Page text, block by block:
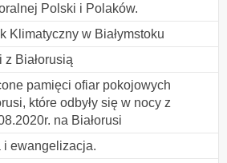
Polski i Polaków.
Klimatyczny w Białymstoku
Białorusią
pamięci ofiar pokojowych
które odbyły się w nocy z
na Białorusi
ewangelizacja.